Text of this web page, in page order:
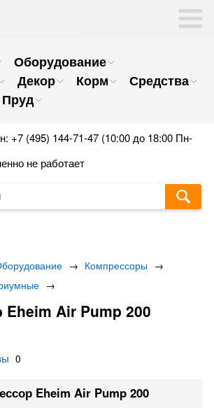
Оборудование
Декор Корм
Средства
Пруд
+7 (495) 144-71-47 (10:00 до 18:00 Пн-
не работает
→ Компрессоры →
→
Air Pump 200
0
Eheim Air Pump 200